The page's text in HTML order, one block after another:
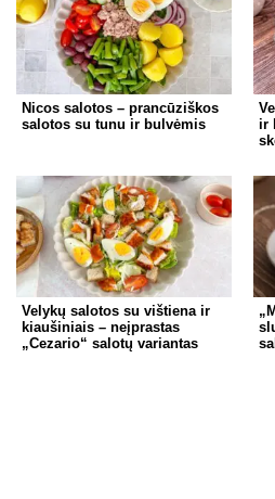
n
g
er
A
p
p
a
m
b
o
o
Nicos salotos – prancūziškos
salotos su tunu ir bulvėmis
ir
Velykų salotos su vištiena ir
kiaušiniais – neįprastas
„Cezario“ salotų variantas